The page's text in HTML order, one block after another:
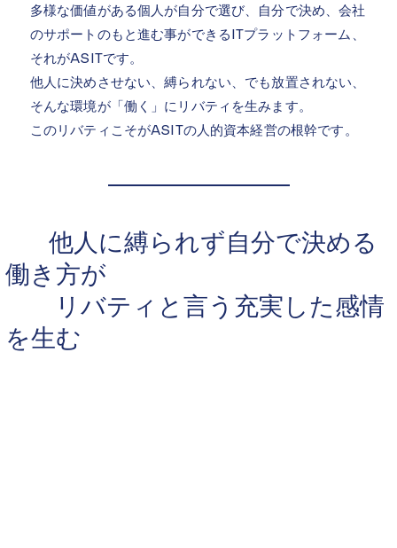
多様な価値がある個人が自分で選び、自分で決め、会社
のサポートのもと進む事ができるITプラットフォーム、
それがASITです。
他人に決めさせない、縛られない、でも放置されない、
そんな環境が「働く」にリバティを生みます。
このリバティこそがASITの人的資本経営の根幹です。
他人に縛られず自分で決める
働き方が
リバティと言う充実した感情
を生む